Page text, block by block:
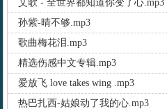
艾歌 - 全世界都知道你变了心.mp3
孙紫-晴不够.mp3
歌曲梅花泪.mp3
精选伤感中文专辑.mp3
爱放飞 love takes wing .mp3
热巴扎西-姑娘动了我的心.mp3